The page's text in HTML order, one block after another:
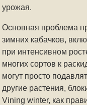
урожая.
Основная проблема
зимних кабачков,
при интенсивном
многих сортов к
могут просто
другие растения,
Vining winter, как